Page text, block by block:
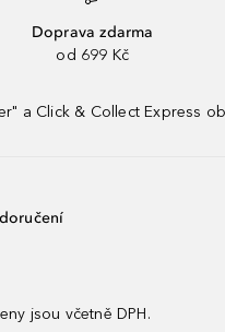
Doprava zdarma
od 699 Kč
a Click & Collect Express
jsou včetně DPH.